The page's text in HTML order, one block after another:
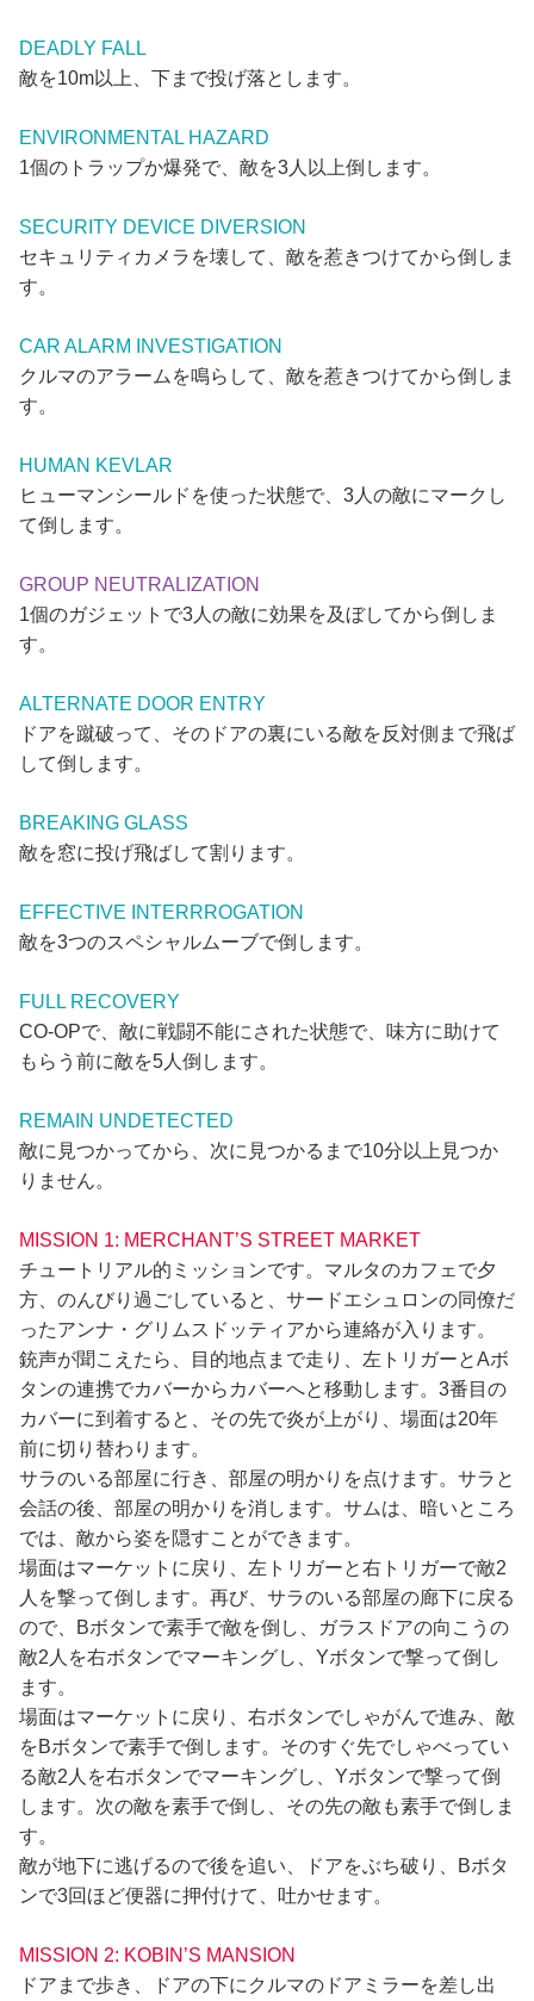
DEADLY FALL
敵を10m以上、下まで投げ落とします。
ENVIRONMENTAL HAZARD
1個のトラップか爆発で、敵を3人以上倒します。
SECURITY DEVICE DIVERSION
セキュリティカメラを壊して、敵を惹きつけてから倒しま
す。
CAR ALARM INVESTIGATION
クルマのアラームを鳴らして、敵を惹きつけてから倒しま
す。
HUMAN KEVLAR
ヒューマンシールドを使った状態で、3人の敵にマークし
て倒します。
GROUP NEUTRALIZATION
1個のガジェットで3人の敵に効果を及ぼしてから倒しま
す。
ALTERNATE DOOR ENTRY
ドアを蹴破って、そのドアの裏にいる敵を反対側まで飛ば
して倒します。
BREAKING GLASS
敵を窓に投げ飛ばして割ります。
EFFECTIVE INTERRROGATION
敵を3つのスペシャルムーブで倒します。
FULL RECOVERY
CO-OPで、敵に戦闘不能にされた状態で、味方に助けて
もらう前に敵を5人倒します。
REMAIN UNDETECTED
敵に見つかってから、次に見つかるまで10分以上見つか
りません。
MISSION 1: MERCHANT’S STREET MARKET
チュートリアル的ミッションです。マルタのカフェで夕
方、のんびり過ごしていると、サードエシュロンの同僚だ
ったアンナ・グリムスドッティアから連絡が入ります。
銃声が聞こえたら、目的地点まで走り、左トリガーとAボ
タンの連携でカバーからカバーへと移動します。3番目の
カバーに到着すると、その先で炎が上がり、場面は20年
前に切り替わります。
サラのいる部屋に行き、部屋の明かりを点けます。サラと
会話の後、部屋の明かりを消します。サムは、暗いところ
では、敵から姿を隠すことができます。
場面はマーケットに戻り、左トリガーと右トリガーで敵2
人を撃って倒します。再び、サラのいる部屋の廊下に戻る
ので、Bボタンで素手で敵を倒し、ガラスドアの向こうの
敵2人を右ボタンでマーキングし、Yボタンで撃って倒し
ます。
場面はマーケットに戻り、右ボタンでしゃがんで進み、敵
をBボタンで素手で倒します。そのすぐ先でしゃべってい
る敵2人を右ボタンでマーキングし、Yボタンで撃って倒
します。次の敵を素手で倒し、その先の敵も素手で倒しま
す。
敵が地下に逃げるので後を追い、ドアをぶち破り、Bボタ
ンで3回ほど便器に押付けて、吐かせます。
MISSION 2: KOBIN’S MANSION
ドアまで歩き、ドアの下にクルマのドアミラーを差し出